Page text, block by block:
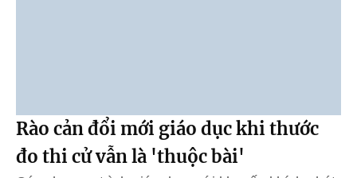
Rào cản đổi mới giáo dục khi thước
đo thi cử vẫn là 'thuộc bài'